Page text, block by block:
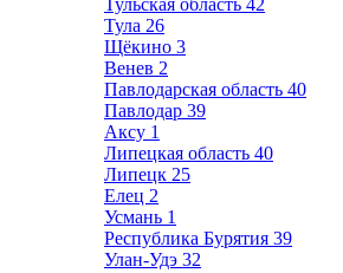
Тульская область 42
Тула 26
Щёкино 3
Венев 2
Павлодарская область 40
Павлодар 39
Аксу 1
Липецкая область 40
Липецк 25
Елец 2
Усмань 1
Республика Бурятия 39
Улан-Удэ 32